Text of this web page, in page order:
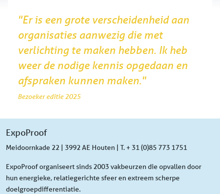
"Er is een grote verscheidenheid aan
organisaties aanwezig die met
verlichting te maken hebben. Ik heb
weer de nodige kennis opgedaan en
afspraken kunnen maken."
Bezoeker editie 2025
ExpoProof
Meidoornkade 22 | 3992 AE Houten | T. + 31 (0)85 773 1751
ExpoProof organiseert sinds 2003 vakbeurzen die opvallen door
hun energieke, relatiegerichte sfeer en extreem scherpe
doelgroepdifferentiatie.